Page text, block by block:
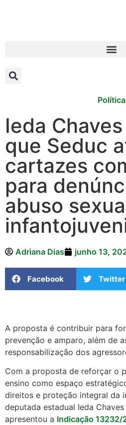
Política
Ieda
que Seduc
cartazes
para
abuso
Adriana Dias junho 13,
Facebook Twitter
A proposta é contribuir para
prevenção e amparo, além de
responsabilização dos
Com a proposta de reforçar o
ensino como espaço
direitos e proteção integral da
deputada estadual Ieda
apresentou a Indicação 13232/